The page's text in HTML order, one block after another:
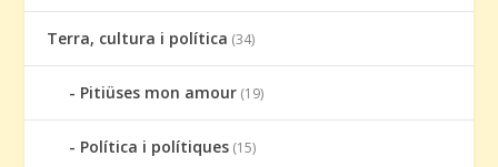
Terra, cultura i política (34)
Pitiüses mon amour (19)
Política i polítiques (15)